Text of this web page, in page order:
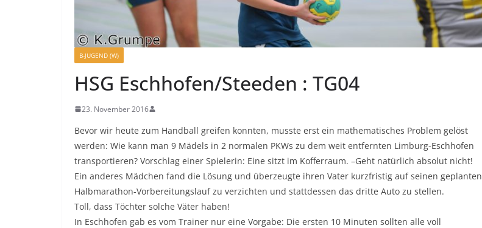
B-JUGEND (W)
HSG Eschhofen/Steeden : TG04
23. November 2016
Bevor wir heute zum Handball greifen konnten, musste erst ein mathematisches Problem gelöst
werden: Wie kann man 9 Mädels in 2 normalen PKWs zu dem weit entfernten Limburg-Eschhofen
transportieren? Vorschlag einer Spielerin: Eine sitzt im Kofferraum. –Geht natürlich absolut nicht!
Ein anderes Mädchen fand die Lösung und überzeugte ihren Vater kurzfristig auf seinen geplanten
Halbmarathon-Vorbereitungslauf zu verzichten und stattdessen das dritte Auto zu stellen.
Toll, dass Töchter solche Väter haben!
In Eschhofen gab es vom Trainer nur eine Vorgabe: Die ersten 10 Minuten sollten alle voll